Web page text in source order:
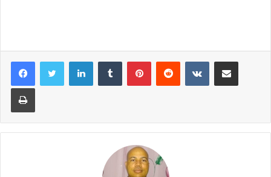
LinkedinTumblr PinterestReddit VK Compartilhar via e-mail
Imprimir